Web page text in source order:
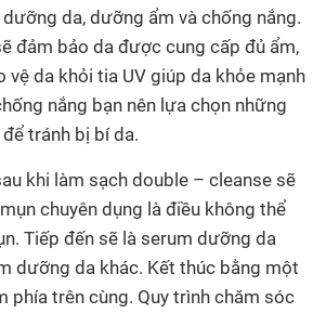
da, dưỡng ẩm và chống nắng.
đảm bảo da được cung cấp đủ ẩm,
vệ da khỏi tia UV giúp da khỏe mạnh
nắng bạn nên lựa chọn những
tránh bị bí da.
khi làm sạch double – cleanse sẽ
chuyên dụng là điều không thể
Tiếp đến sẽ là serum dưỡng da
dưỡng da khác. Kết thúc bằng một
phía trên cùng. Quy trình chăm sóc